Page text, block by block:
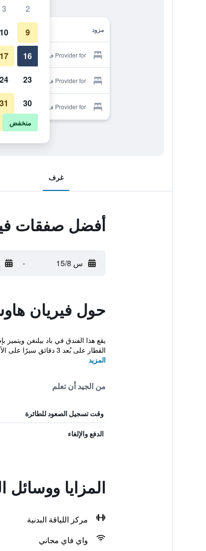
مزود
Provider for فيريان هاوس رينتالبليك
Provider for فيريان هاوس رينتالبليك
Provider for فيريان هاوس رينتالبليك
غرف
أفضل صفقات
س 15/8 -
حول فيريان
يقع هذا الفندق في باد بيلنغن
القطار على بُعد 3 دقائق سيرًا على الأقدام...
المزيد
من الجيد أن تعلم
وقت تسجيل الصعود للطائرة
الدفع والإلغاء
المزايا ووسائل
مركز اللياقة البدنية
واي فاي مجاني
2
3
9
10
16
17
23
24
30
31
منخفض